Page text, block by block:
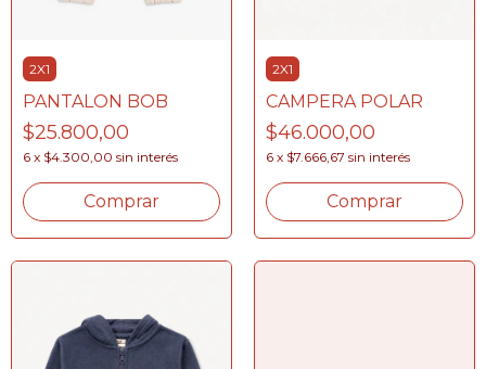
2X1
PANTALON BOB
$25.800,00
6 x $4.300,00 sin interés
Comprar
2X1
CAMPERA POLAR
$46.000,00
6 x $7.666,67 sin interés
Comprar